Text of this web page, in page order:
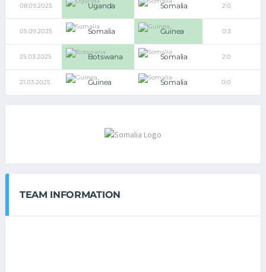
08.09.2025 Uganda Somalia 2:0
05.09.2025 Somalia Guinea 0:3
25.03.2025 Botswana Somalia 2:0
21.03.2025 Guinea Somalia 0:0
TEAM INFORMATION